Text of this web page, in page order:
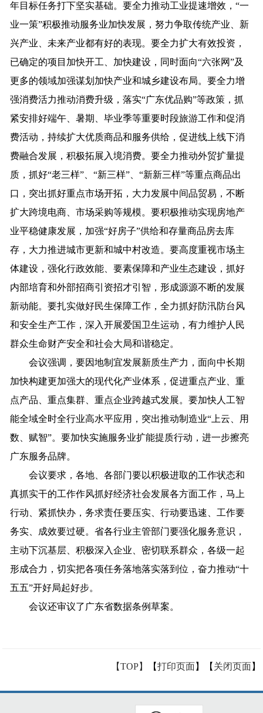
年目标任务打下坚实基础。要全力推动工业提速增效，“一
业一策”积极推动服务业加快发展，努力争取传统产业、新
兴产业、未来产业都有好的表现。要全力扩大有效投资，
已确定的项目加快开工、加快建设，同时面向“六张网”及
更多的领域加强谋划加快产业和城乡建设布局。要全力增
强消费活力推动消费升级，落实“广东优品购”等政策，抓
紧安排好端午、暑期、毕业季等重要时段旅游工作和促消
费活动，持续扩大优质商品和服务供给，促进线上线下消
费融合发展，积极拓展入境消费。要全力推动外贸扩量提
质，抓好“老三样”、“新三样”、“新新三样”等重点商品出
口，突出抓好重点市场开拓，大力发展中间品贸易，不断
扩大跨境电商、市场采购等规模。要积极推动实现房地产
业平稳健康发展，加强“好房子”供给和存量商品房去库
存，大力推进城市更新和城中村改造。要高度重视市场主
体建设，强化行政效能、要素保障和产业生态建设，抓好
内部培育和外部招商引资招才引智，形成源源不断的发展
新动能。要扎实做好民生保障工作，全力抓好防汛防台风
和安全生产工作，深入开展爱国卫生运动，有力维护人民
群众生命财产安全和社会大局和谐稳定。
会议强调，要因地制宜发展新质生产力，面向中长期
加快构建更加强大的现代化产业体系，促进重点产业、重
点产品、重点集群、重点企业跨越式发展。要加快人工智
能全域全时全行业高水平应用，突出推动制造业“上云、用
数、赋智”。要加快实施服务业扩能提质行动，进一步擦亮
广东服务品牌。
会议要求，各地、各部门要以积极进取的工作状态和
真抓实干的工作作风抓好经济社会发展各方面工作，马上
行动、紧抓快办，务求责任要压实、行动要迅速、工作要
务实、成效要过硬。省各行业主管部门要强化服务意识，
主动下沉基层、积极深入企业、密切联系群众，各级一起
形成合力，切实把各项任务落地落实落到位，奋力推动“十
五五”开好局起好步。
会议还审议了广东省数据条例草案。
【TOP】 【打印页面】【 关闭页面】